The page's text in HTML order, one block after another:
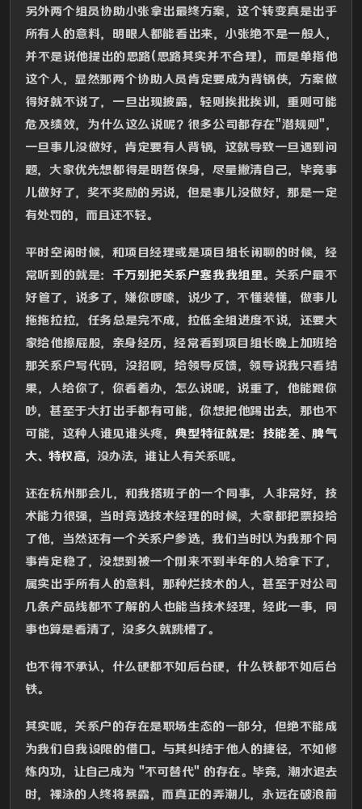
另外两个组员协助小张拿出最终方案，这个转变真是出乎
所有人的意料，明眼人都能看出来，小张绝不是一般人，
并不是说他提出的思路(思路其实并不合理)，而是单指他
这个人，显然那两个协助人员肯定要成为背锅侠，方案做
得好就不说了，一旦出现披露，轻则挨批挨训，重则可能
危及绩效，为什么这么说呢？很多公司都存在"潜规则"，
一旦事儿没做好，肯定要有人背锅，这就导致一旦遇到问
题，大家优先想都得是明哲保身，尽量撇清自己，毕竟事
儿做好了，奖不奖励的另说，但是事儿没做好，那是一定
有处罚的，而且还不轻。
平时空闲时候，和项目经理或是项目组长闲聊的时候，经
常听到的就是： 千万别把关系户塞我我组里 。关系户最不
好管了，说多了，嫌你啰嗦，说少了，不懂装懂，做事儿
拖拖拉拉，任务总是完不成，拉低全组进度不说，还要大
家给他擦屁股，亲身经历，经常看到项目组长晚上加班给
那关系户写代码，没招啊，给领导反馈，领导说我只看结
果，人给你了，你看着办，怎么说呢，说重了，他能跟你
吵，甚至于大打出手都有可能，你想把他踢出去，那也不
可能，这种人谁见谁头疼， 典型特征就是：技能差、脾气
大、特权高，没办法，谁让人有关系呢。
还在杭州那会儿，和我搭班子的一个同事，人非常好，技
术能力很强，当时竞选技术经理的时候，大家都把票投给
了他，当然还有一个关系户参选，我们当时以为我那个同
事肯定稳了，没想到被一个刚来不到半年的人给拿下了，
属实出乎所有人的意料，那种烂技术的人，甚至于对公司
几条产品线都不了解的人也能当技术经理，经此一事，同
事也算是看清了，没多久就跳槽了。
也不得不承认，什么硬都不如后台硬，什么铁都不如后台
铁。
其实呢，关系户的存在是职场生态的一部分，但绝不能成
为我们自我设限的借口。与其纠结于他人的捷径，不如修
炼内功，让自己成为 "不可替代" 的存在。毕竟，潮水退去
时，裸泳的人终将暴露，而真正的弄潮儿，永远在破浪前